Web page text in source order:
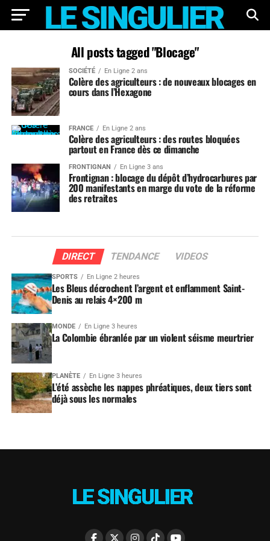
All posts tagged "Blocage"
SOCIÉTÉ En Ligne 2 ans
Colère des agriculteurs : de nouveaux blocages en
cours dans l’Hexagone
FRANCE En Ligne 2 ans
Colère des agriculteurs : des routes bloquées
partout en France dès ce dimanche
FRONTIGNAN En Ligne 3 ans
Frontignan : blocage du dépôt d’hydrocarbures par
200 manifestants en marge du vote de la réforme
des retraites
DIRECT TENDANCE VIDEOS
SPORTS En Ligne 2 heures
Les Bleus décrochent l’argent et enflamment Saint-
Denis au relais 4×200 m
MONDE En Ligne 3 heures
La Colombie ébranlée par un violent séisme meurtrier
PLANÈTE En Ligne 3 heures
L’été assèche les nappes phréatiques, deux tiers sont
déjà sous les normales